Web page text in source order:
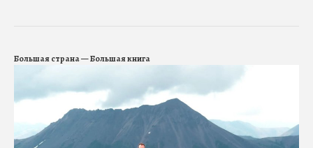
Большая страна — Большая книга